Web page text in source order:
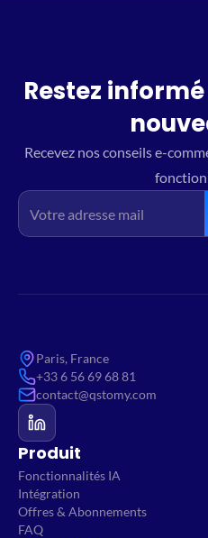
Restez
Recevez nos conseils e-
Paris, France
+33 6 56 69 68 81
contact@qstomy.com
Produit
Fonctionnalités IA
Intégration
Offres & Abonnements
FAQ